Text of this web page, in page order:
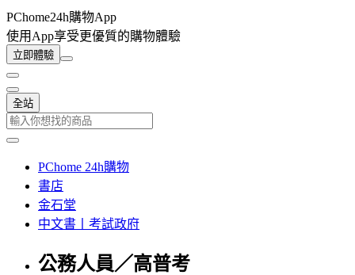
PChome24h購物App
使用App享受更優質的購物體驗
立即體驗
全站
PChome 24h購物
書店
金石堂
中文書丨考試政府
公務人員／高普考